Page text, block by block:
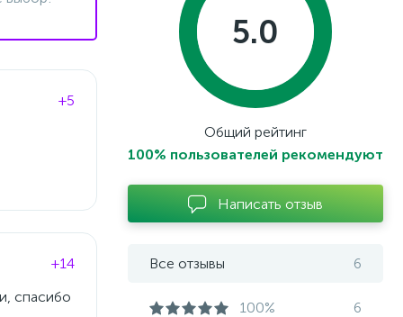
+5
+14
спасибо
5.0
Общий рейтинг
100% пользователей рекомендуют
Написать отзыв
Все отзывы 6
100% 6